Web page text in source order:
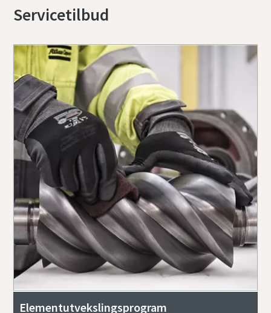
Servicetilbud
Elementutvekslingsprogram